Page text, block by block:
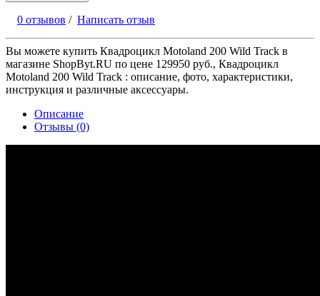
0 отзывов / Написать отзыв
Вы можете купить Квадроцикл Motoland 200 Wild Track в
магазине ShopByt.RU по цене 129950 руб., Квадроцикл
Motoland 200 Wild Track : описание, фото, характеристики,
инструкция и различные аксессуары.
Описание
Отзывы (0)